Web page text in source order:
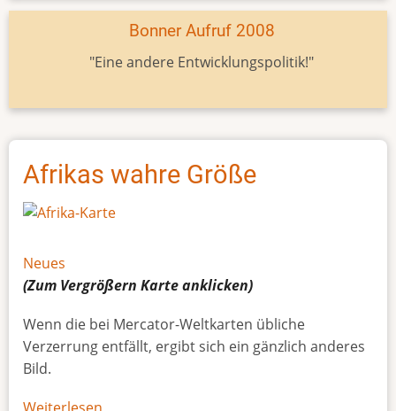
Bonner Aufruf 2008
"Eine andere Entwicklungspolitik!"
Afrikas wahre Größe
Neues
(Zum Vergrößern Karteanklicken)
Wenn die bei Mercator-Weltkarten übliche
Verzerrung entfällt, ergibt sich ein gänzlich anderes
Bild.